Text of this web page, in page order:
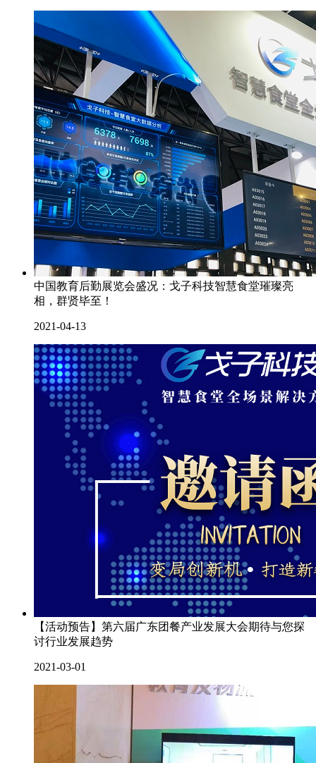
中国教育后勤展览会盛况：戈子科技智慧食堂璀璨亮
相，群贤毕至！
2021-04-13
【活动预告】第六届广东团餐产业发展大会期待与您探
讨行业发展趋势
2021-03-01